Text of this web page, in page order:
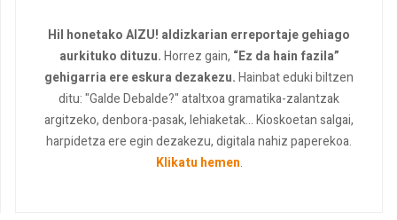
Hil honetako AIZU! aldizkarian erreportaje gehiago
aurkituko dituzu.Horrez gain, “Ez da hain fazila”
gehigarria ere eskura dezakezu.Hainbat eduki biltzen
ditu: "Galde Debalde?" ataltxoa gramatika-zalantzak
argitzeko, denbora-pasak, lehiaketak... Kioskoetan salgai,
harpidetza ere egin dezakezu, digitala nahiz paperekoa.
Klikatu hemen.